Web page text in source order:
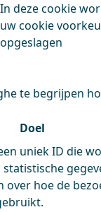
In deze cookie
uw cookie
opgeslagen
te begrijpen
Doel
uniek ID die
over hoe de